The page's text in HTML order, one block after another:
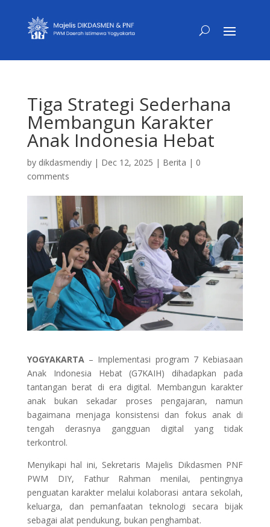
Tiga Strategi Sederhana
Membangun Karakter
Anak Indonesia Hebat
by dikdasmendiy| Dec 12, 2025 | Berita | 0
comments
YOGYAKARTA– Implementasi program 7 Kebiasaan
Anak Indonesia Hebat (G7KAIH) dihadapkan pada
tantangan berat di era digital. Membangun karakter
anak bukan sekadar proses pengajaran, namun
bagaimana menjaga konsistensi dan fokus anak di
tengah derasnya gangguan digital yang tidak
terkontrol.
Menyikapi hal ini, Sekretaris Majelis Dikdasmen PNF
PWM DIY, Fathur Rahman menilai, pentingnya
penguatan karakter melalui kolaborasi antara sekolah,
keluarga, dan pemanfaatan teknologi secara bijak
sebagai alat pendukung, bukan penghambat.